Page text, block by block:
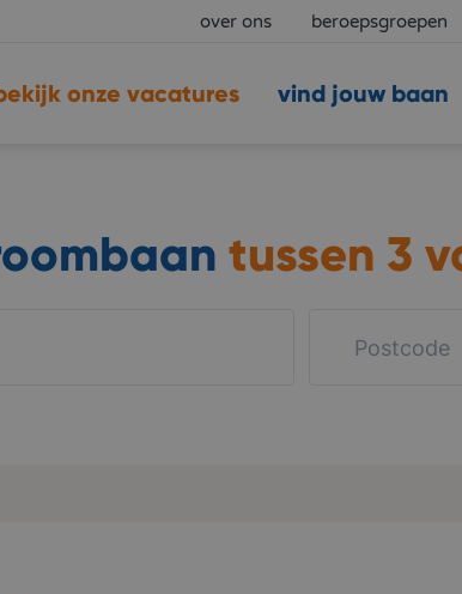
over ons beroepsgroepen
vind jouw baan
onze vacatures
tussen 3